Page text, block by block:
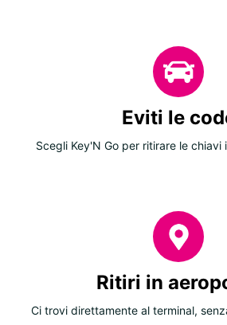
Eviti le
Scegli Key'N Go per ritirare le chiavi
Ritiri in
Ci trovi direttamente al terminal,